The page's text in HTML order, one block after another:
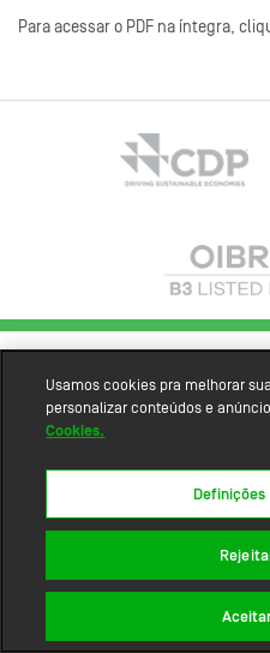
Para acessar o PDF na íntegra,
Usamos cookies pra melhorar
personalizar conteúdos e
Cookies.